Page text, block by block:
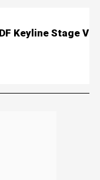
Keyline Stage V